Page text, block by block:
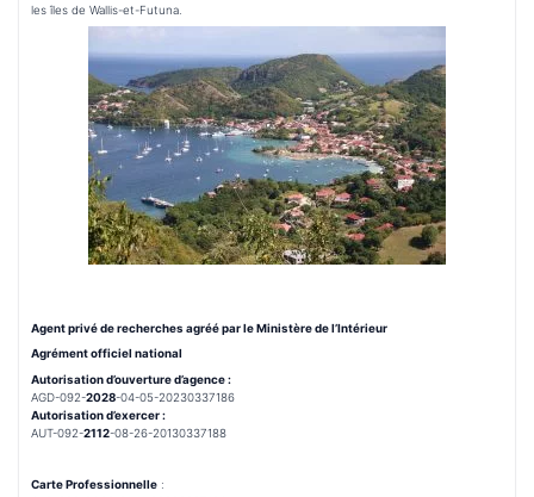
les îles de Wallis-et-Futuna.
Agent privé de recherches agréé par le Ministère de l’Intérieur
Agrément officiel national
Autorisation d’ouverture d’agence :
AGD-092-2028-04-05-20230337186
Autorisation d’exercer :
AUT-092-2112-08-26-20130337188
Carte Professionnelle :